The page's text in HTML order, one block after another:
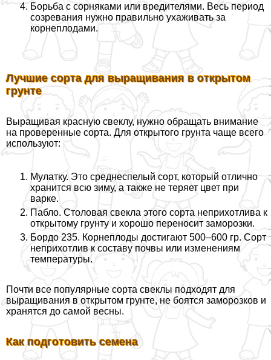
Борьба с сорняками или вредителями. Весь период
созревания нужно правильно ухаживать за
корнеплодами.
Лучшие сорта для выращивания в открытом
грунте
Выращивая красную свеклу, нужно обращать внимание
на проверенные сорта. Для открытого грунта чаще всего
используют:
Мулатку. Это среднеспелый сорт, который отлично
хранится всю зиму, а также не теряет цвет при
варке.
Пабло. Столовая свекла этого сорта неприхотлива к
открытому грунту и хорошо переносит заморозки.
Бордо 235. Корнеплоды достигают 500–600 гр. Сорт
неприхотлив к составу почвы или изменениям
температуры.
Почти все популярные сорта свеклы подходят для
выращивания в открытом грунте, не боятся заморозков и
хранятся до самой весны.
Как подготовить семена